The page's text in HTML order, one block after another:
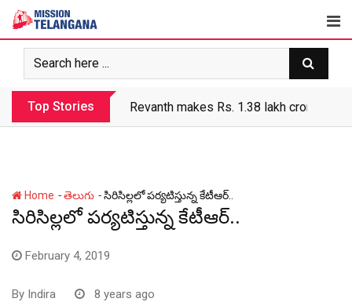
Skip
content
Top Stories Revanth makes Rs. 1.38 lakh crore debt
Home -తెలుగు -సిరిసిల్లలో పర్యటిస్తున్న కేటీఆర్..
సిరిసిల్లలో పర్యటిస్తున్న కేటీఆర్..
February 4, 2019
By Indira 8 years ago